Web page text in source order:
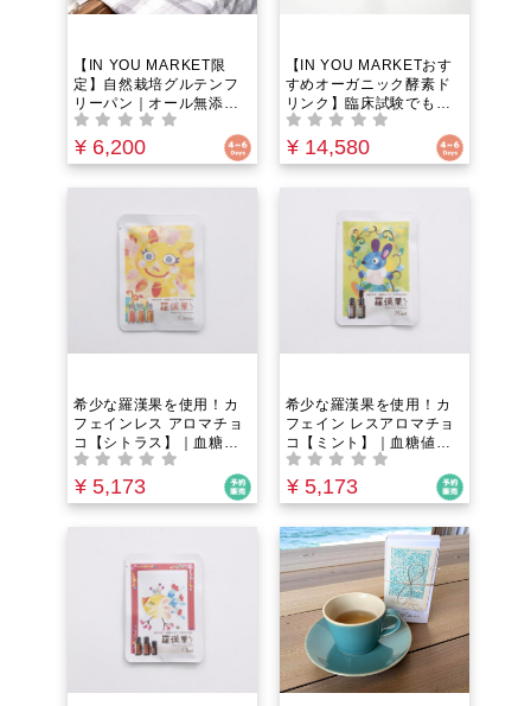
【IN YOU MARKET限
定】自然栽培グルテンフ
リーパン｜オール無添
加！米粉入り｜農薬化学
肥料不使用の安心自家製
材料で製造！自然解凍し
野菜入りプレーン15本
+活性炭とレーズン15
本 計30本SET）
¥ 6,200
【IN YOU MARKETおす
すめオーガニック酵素ド
リンク】臨床試験でも実
証済みの本物｜特殊製法
×2年熟成×無添加×国産製
造でカラダの中を大掃
¥ 14,580
希少な羅漢果を使用！カ
フェインレス アロマチョ
コ【シトラス】｜血糖値
を上げない羅漢果（ラカ
ンカ）顆粒を甘味料とし
て100%使用！カカオの代
MARKET限定
¥ 5,173
希少な羅漢果を使用！カ
フェイン レスアロマチョ
コ【ミント】｜血糖値を
上げない羅漢果（ラカン
カ）を甘味料として100%
使用！カカオの代わりに
ード「キャロブ」を使
用！ IN YOU MARKET限
定
¥ 5,173